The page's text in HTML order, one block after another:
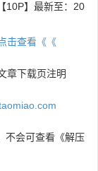
10P】最新至：20
击查看《《
章下载页注明
不会可查看《解压